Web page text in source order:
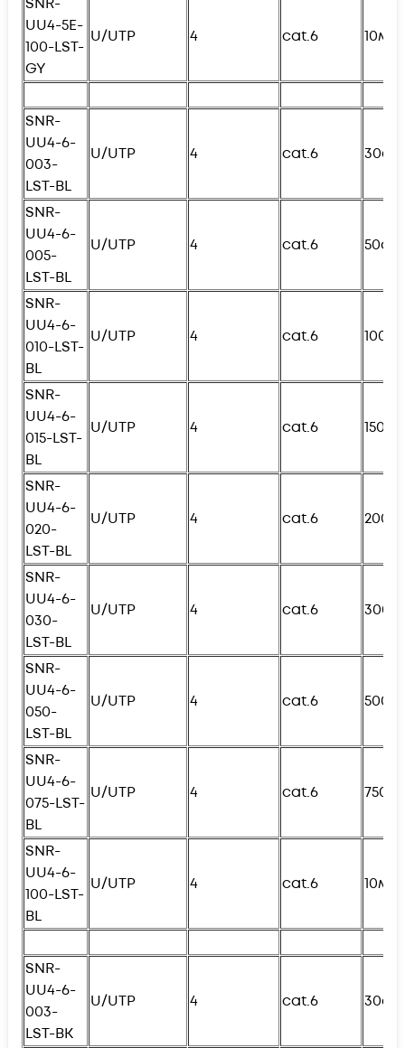
UU4-5E-
100-LST-
GY
U/UTP 4 cat.6 10м
SNR-
UU4-6-
003-
LST-BL
U/UTP 4 cat.6 30см
SNR-
UU4-6-
005-
LST-BL
U/UTP 4 cat.6 50см
SNR-
UU4-6-
010-LST-
BL
U/UTP 4 cat.6
SNR-
UU4-6-
015-LST-
BL
U/UTP 4 cat.6 150см
SNR-
UU4-6-
020-
LST-BL
U/UTP 4 cat.6
SNR-
UU4-6-
030-
LST-BL
U/UTP 4 cat.6
SNR-
UU4-6-
050-
LST-BL
U/UTP 4 cat.6
SNR-
UU4-6-
075-LST-
BL
U/UTP 4 cat.6
SNR-
UU4-6-
100-LST-
BL
U/UTP 4 cat.6 10м
SNR-
UU4-6-
003-
LST-BK
U/UTP 4 cat.6 30см